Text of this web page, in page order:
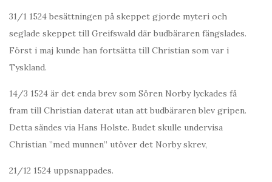
31/1 1524 besättningen på skeppet gjorde myteri och
seglade skeppet till Greifswald där budbäraren fängslades.
Först i maj kunde han fortsätta till Christian som var i
Tyskland.
14/3 1524 är det enda brev som Sören Norby lyckades få
fram till Christian daterat utan att budbäraren blev gripen.
Detta sändes via Hans Holste. Budet skulle undervisa
Christian ”med munnen” utöver det Norby skrev,
21/12 1524 uppsnappades.